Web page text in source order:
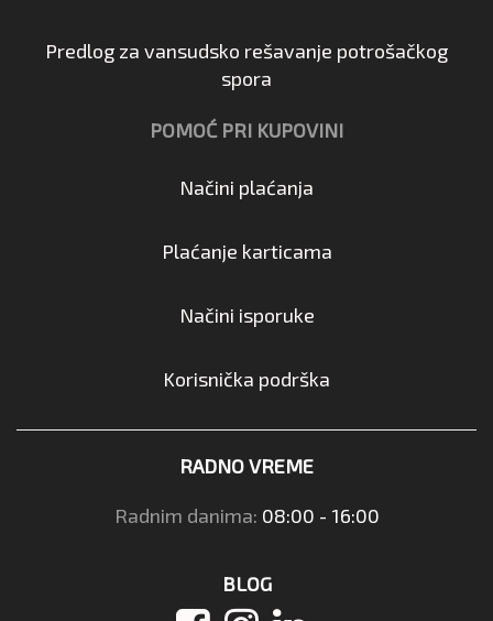
Predlog za vansudsko rešavanje potrošačkog
spora
POMOĆ PRI KUPOVINI
Načini plaćanja
Plaćanje karticama
Načini isporuke
Korisnička podrška
RADNO VREME
Radnim danima: 08:00 - 16:00
BLOG